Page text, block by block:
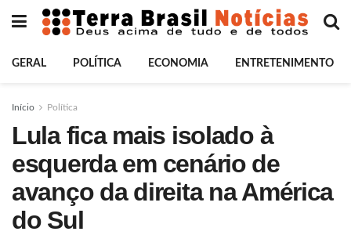
GERAL POLÍTICA ECONOMIA ENTRETENIMENTO
Início Política
Lula fica mais isolado à
esquerda em cenário de
avanço da direita na América
do Sul